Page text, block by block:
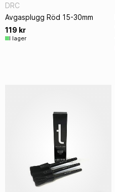
DRC
Avgasplugg Röd 15-30mm
119 kr
I lager